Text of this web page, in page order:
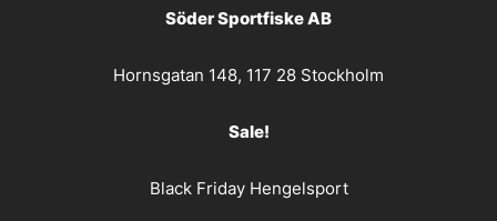
Söder Sportfiske AB
Hornsgatan 148, 117 28 Stockholm
Sale!
Black Friday Hengelsport